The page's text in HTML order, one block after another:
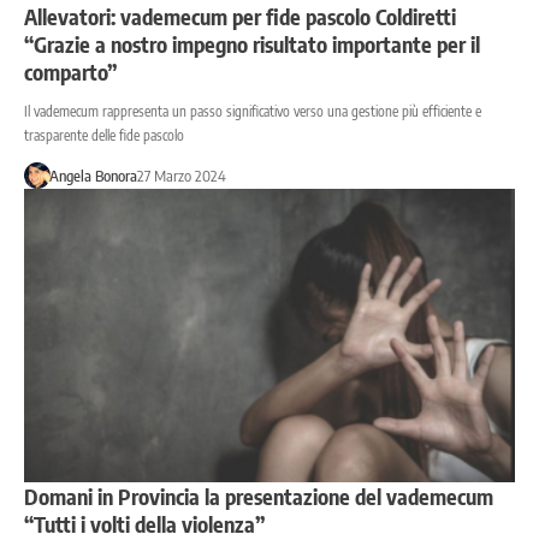
Allevatori: vademecum per fide pascolo Coldiretti
“Grazie a nostro impegno risultato importante per il
comparto”
Il vademecum rappresenta un passo significativo verso una gestione più efficiente e
trasparente delle fide pascolo
Angela Bonora27 Marzo 2024
Domani in Provincia la presentazione del vademecum
“Tutti i volti della violenza”